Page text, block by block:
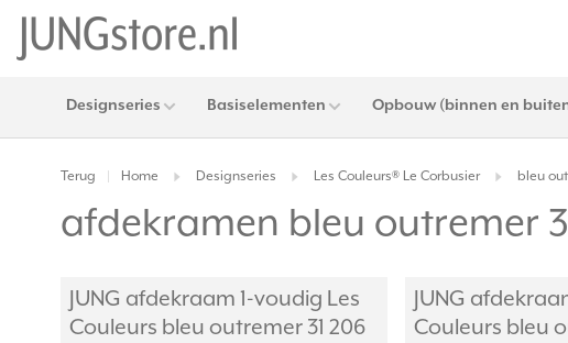
Designseries Basiselementen Opbouw (binnen en
Terug Home Designseries Les Couleurs® Le Corbusier bleu
afdekramen bleu outremer
JUNG afdekraam 1-voudig Les
Couleurs bleu outremer 31 206
JUNG
Couleurs bleu